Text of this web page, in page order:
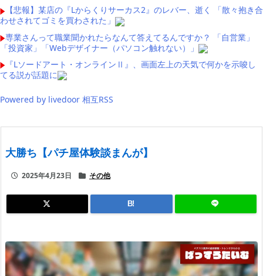
【悲報】某店の『Lからくりサーカス2』のレバー、逝く 「散々抱き合
わせされてゴミを買わされた」
専業さんって職業聞かれたらなんて答えてるんですか？ 「自営業」
「投資家」「Webデザイナー（パソコン触れない）」
『Lソードアート・オンラインⅡ』、画面左上の天気で何かを示唆し
てる説が話題に
Powered by livedoor 相互RSS
大勝ち【パチ屋体験談まんが】
2025年4月23日 その他
B!